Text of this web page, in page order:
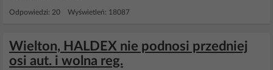
Odpowiedzi: 20 Wyświetleń: 18087
Wielton, HALDEX nie podnosi przedniej
osi aut. i wolna reg.